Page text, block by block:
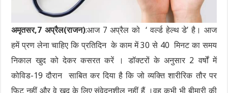
अमृतसर,7 अप्रैल(राजन):आज 7 अप्रैल को ‘ वर्ल्ड हेल्थ डे’ है। आज
हमें प्रण लेना चाहिए कि प्रतिदिन के काम में 30 से 40 मिनट का समय
निकाल खुद को देकर कसरत करें । डॉक्टरों के अनुसार 2 वर्षों में
कोविड-19 दौरान साबित कर दिया है कि जो व्यक्ति शारीरिक तौर पर
फिट नहीं और वे खुद के लिए संवेदनशील नहीं हैं ।वह कभी भी बीमारी की